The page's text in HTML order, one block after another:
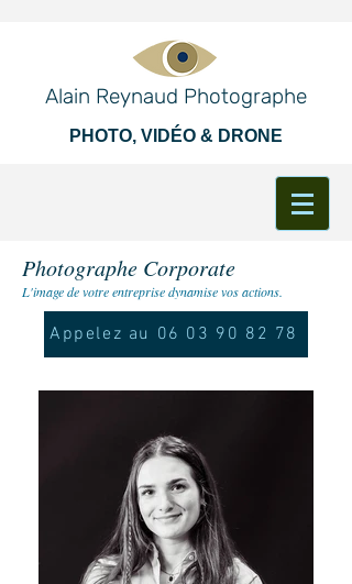
Alain Reynaud Photographe
PHOTO, VIDÉO & DRONE
Photographe Corporate
L'image de votre entreprise dynamise vos actions.
Appelez au 06 03 90 82 78